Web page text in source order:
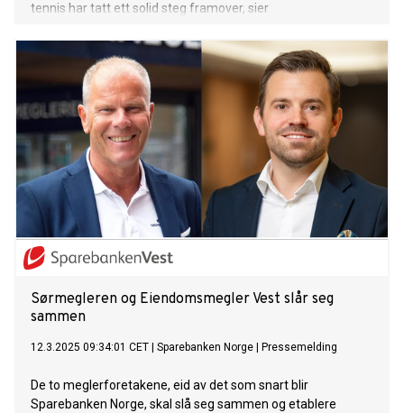
tennis har tatt ett solid steg framover, sier
Sørmegleren og Eiendomsmegler Vest slår seg
sammen
12.3.2025 09:34:01 CET Sparebanken Norge Pressemelding
De to meglerforetakene, eid av det som snart blir
Sparebanken Norge, skal slå seg sammen og etablere